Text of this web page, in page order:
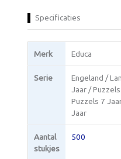
Specificaties
Merk Educa
Serie
Engeland /
Jaar /
Puzzels 7
Jaar
Aantal
stukjes
500